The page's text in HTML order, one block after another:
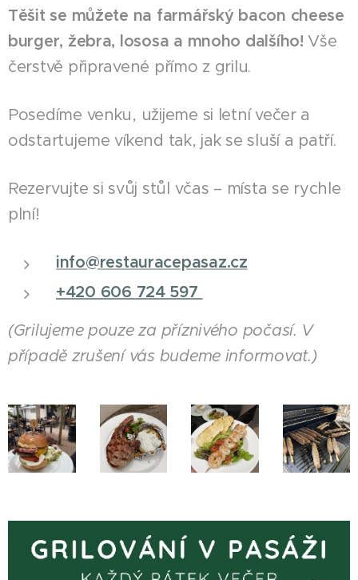
Těšit se můžete na farmářský bacon cheese
burger, žebra, lososa a mnoho dalšího! Vše
čerstvě připravené přímo z grilu.
Posedíme venku, užijeme si letní večer a
odstartujeme víkend tak, jak se sluší a patří.
Rezervujte si svůj stůl včas – místa se rychle
plní!
info@restauracepasaz.cz
+420 606 724 597
(Grilujeme pouze za příznivého počasí. V
případě zrušení vás budeme informovat.)